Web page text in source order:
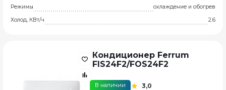
Режимы
охлаждение и обогрев
Холод, КВт/ч
2.6
Кондиционер Ferrum
FIS24F2/FOS24F2
В наличии 3,0